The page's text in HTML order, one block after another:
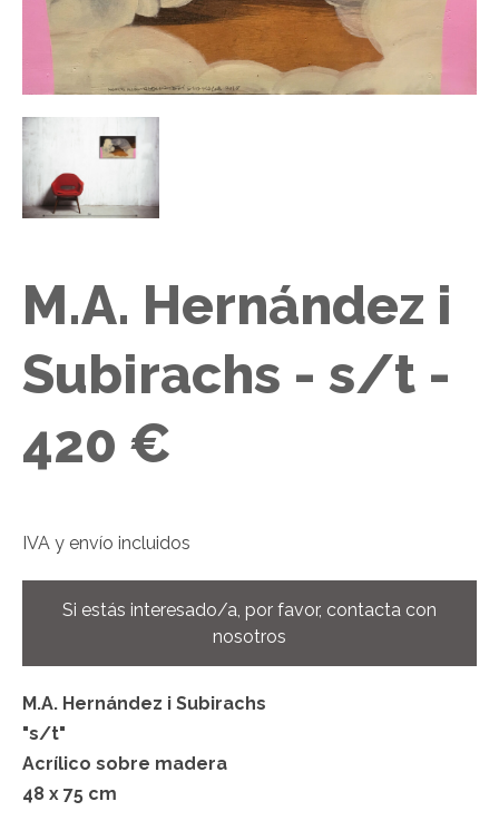
​M.A. Hernández i
Subirachs​ - s/t -
420 €
IVA y envío incluidos
Si estás interesado/a, por favor, contacta con
nosotros
M.A. Hernández i Subirachs
"s/t"
Acrílico sobre madera
48 x 75 cm